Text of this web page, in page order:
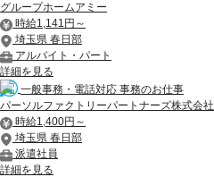
グループホームアミー
時給1,141円～
埼玉県 春日部
アルバイト・パート
詳細を見る
一般事務・電話対応 事務のお仕事
パーソルファクトリーパートナーズ株式会社
時給1,400円～
埼玉県 春日部
派遣社員
詳細を見る